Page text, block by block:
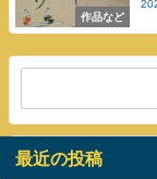
作品など
最近の投稿